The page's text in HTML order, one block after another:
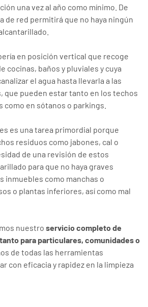
una vez al año como mínimo. De
de red permitirá que no haya ningún
en posición vertical que recoge
cocinas, baños y pluviales y cuya
el agua hasta llevarla a las
que pueden estar tanto en los techos
como en sótanos o parkings.
es una tarea primordial porque
residuos como jabones, cal o
de una revisión de estos
para que no haya graves
inmuebles como manchas o
o plantas inferiores, así como mal
nuestro servicio completo de
para particulares, comunidades o
de todas las herramientas
con eficacia y rapidez en la limpieza